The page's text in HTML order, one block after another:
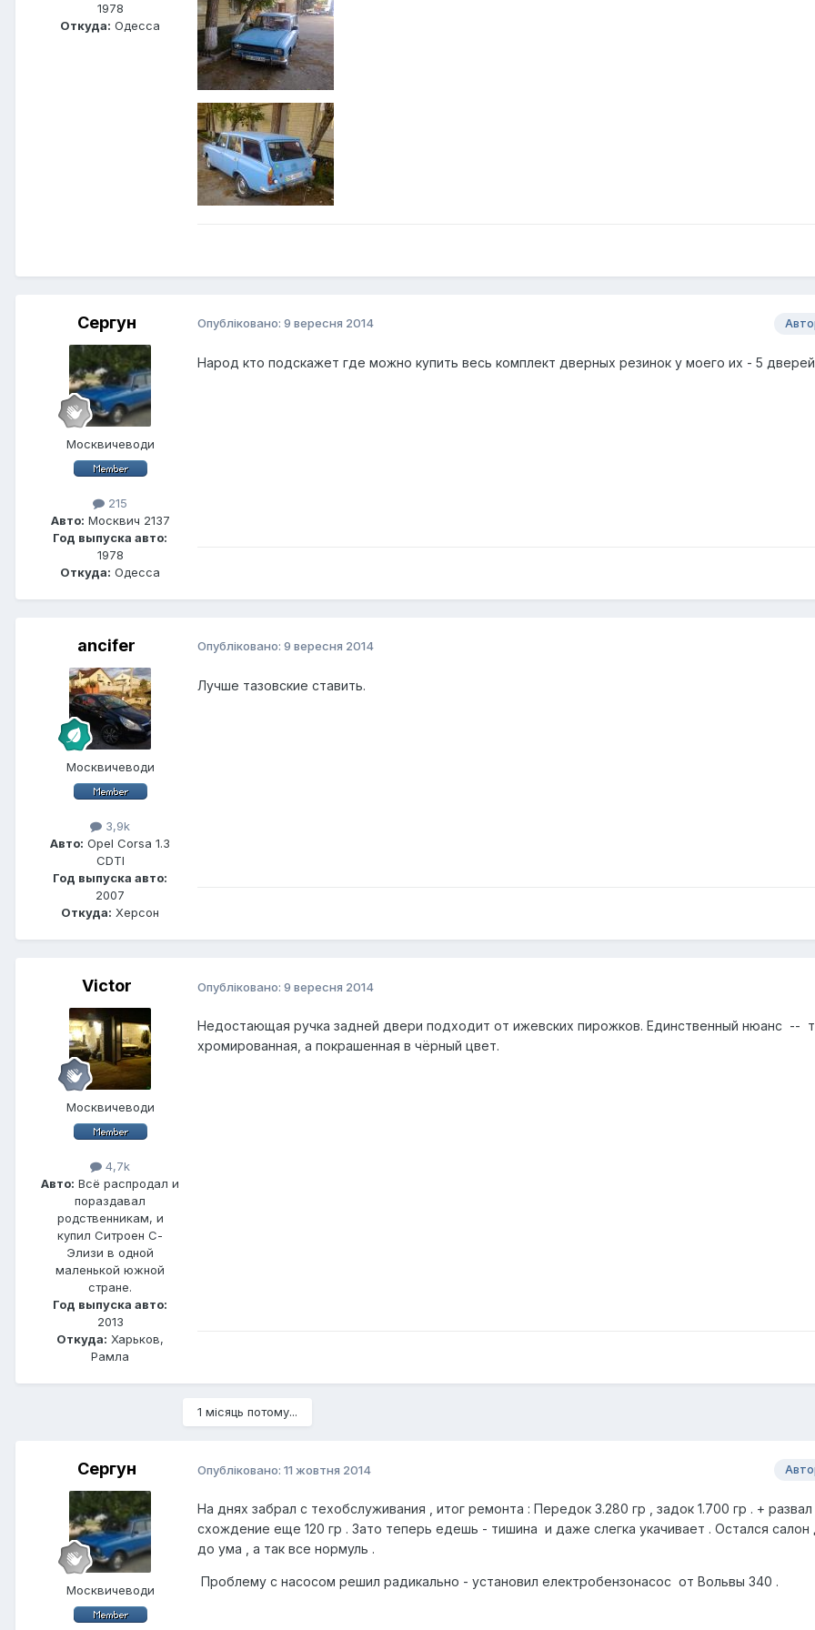
1978
Откуда: Одесса
Сергун
Москвичеводи
215
Авто: Москвич 2137
Год выпуска авто:
1978
Откуда: Одесса
Опубліковано: 9 вересня 2014
Народ кто подскажет где можно купить весь комплект дверных резинок у моего их - 5
ancifer
Москвичеводи
3,9k
Авто: Opel Corsa 1.3
CDTI
Год выпуска авто:
2007
Откуда: Херсон
Опубліковано: 9 вересня 2014
Лучше тазовские ставить.
Victor
Москвичеводи
4,7k
Авто: Всё распродал и
пораздавал
родственникам, и
купил Ситроен С-
Элизи в одной
маленькой южной
стране.
Год выпуска авто:
2013
Откуда: Харьков,
Рамла
Опубліковано: 9 вересня 2014
Недостающая ручка задней двери подходит от ижевских пирожков. Единственный нюанс --
хромированная, а покрашенная в чёрный цвет.
1 місяць потому...
Сергун
Москвичеводи
Опубліковано: 11 жовтня 2014
На днях забрал с техобслуживания , итог ремонта : Передок 3.280 гр , задок 1.700 гр . +
схождение еще 120 гр . Зато теперь едешь - тишина и даже слегка укачивает . Остался салон
до ума , а так все нормуль .
Проблему с насосом решил радикально - установил електробензонасос от Вольвы 340 .